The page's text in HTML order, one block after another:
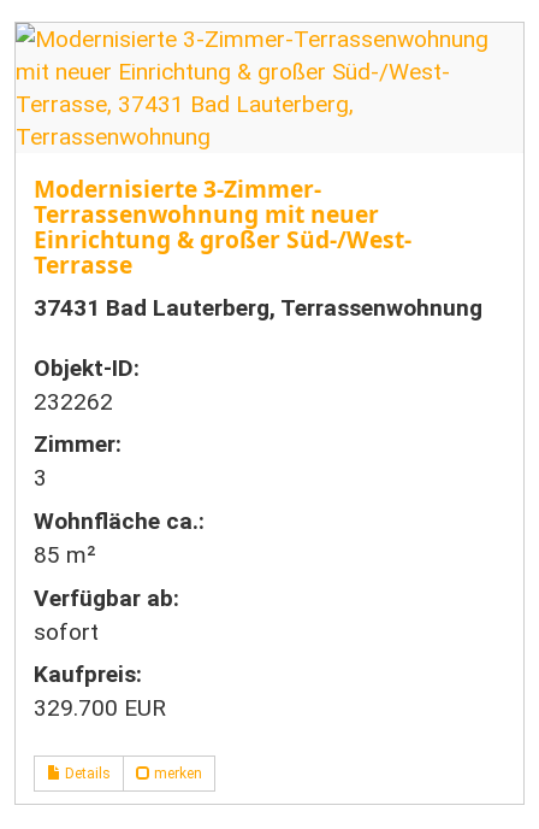
Modernisierte 3-Zimmer-
Terrassenwohnung mit neuer
Einrichtung & großer Süd-/West-
Terrasse
37431 Bad Lauterberg, Terrassenwohnung
Objekt-ID:
232262
Zimmer:
3
Wohnfläche ca.:
85 m²
Verfügbar ab:
sofort
Kaufpreis:
329.700 EUR
Details merken